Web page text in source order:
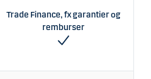
Trade Finance, fx garantier og
remburser